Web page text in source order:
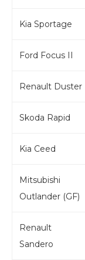
Kia Sportage
Ford Focus II
Renault Duster
Skoda Rapid
Kia Ceed
Mitsubishi
Outlander (GF)
Renault
Sandero